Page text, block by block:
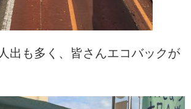
出も多く、皆さんエコバックが